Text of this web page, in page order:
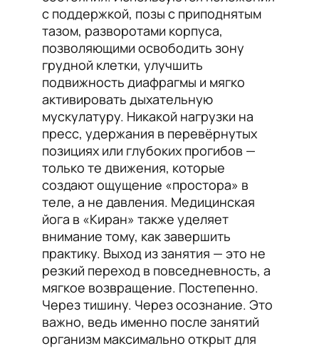
с поддержкой, позы с приподнятым
тазом, разворотами корпуса,
позволяющими освободить зону
грудной клетки, улучшить
подвижность диафрагмы и мягко
активировать дыхательную
мускулатуру. Никакой нагрузки на
пресс, удержания в перевёрнутых
позициях или глубоких прогибов —
только те движения, которые
создают ощущение «простора» в
теле, а не давления. Медицинская
йога в «Киран» также уделяет
внимание тому, как завершить
практику. Выход из занятия — это не
резкий переход в повседневность, а
мягкое возвращение. Постепенно.
Через тишину. Через осознание. Это
важно, ведь именно после занятий
организм максимально открыт для